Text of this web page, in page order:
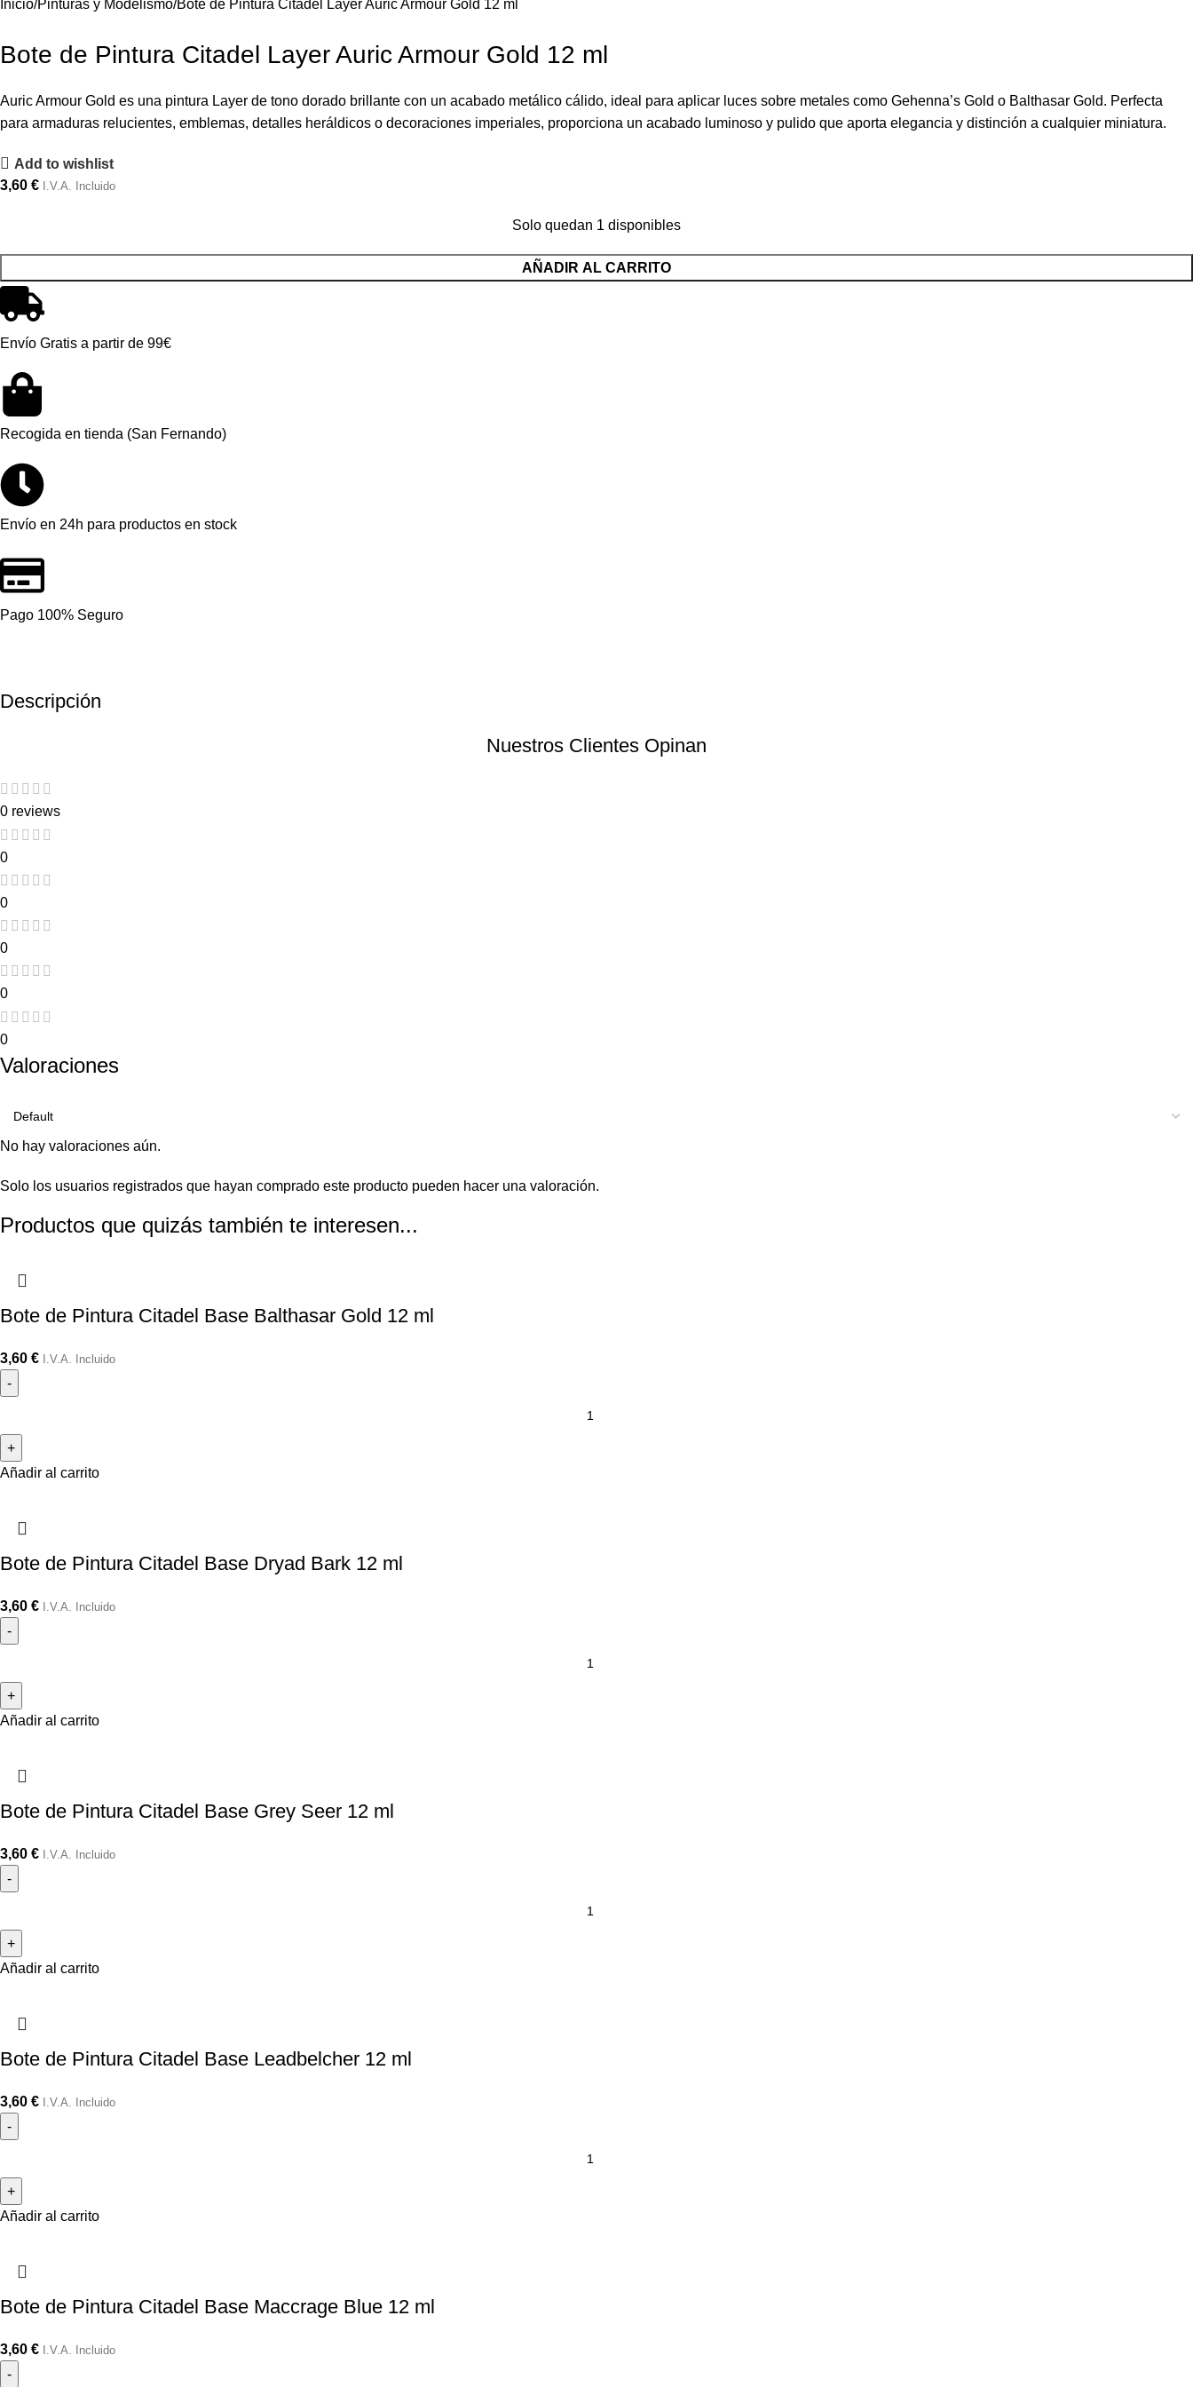
Inicio Pinturas y Modelismo Bote de Pintura Citadel Layer Auric Armour Gold 12 ml
Bote de Pintura Citadel Layer Auric Armour Gold 12 ml
Auric Armour Gold es una pintura Layer de tono dorado brillante con un acabado metálico cálido, ideal para aplicar luces sobre metales como Gehenna’s Gold o Balthasar Gold. Perfecta
para armaduras relucientes, emblemas, detalles heráldicos o decoraciones imperiales, proporciona un acabado luminoso y pulido que aporta elegancia y distinción a cualquier miniatura.
Add to wishlist
3,60 € I.V.A. Incluido
Solo quedan 1 disponibles
AÑADIR AL CARRITO
Envío Gratis a partir de 99€
Recogida en tienda (San Fernando)
Envío en 24h para productos en stock
Pago 100% Seguro
Descripción
Nuestros Clientes Opinan
0 reviews
0
0
0
0
0
Valoraciones
No hay valoraciones aún.
Solo los usuarios registrados que hayan comprado este producto pueden hacer una valoración.
Productos que quizás también te interesen...
Bote de Pintura Citadel Base Balthasar Gold 12 ml
3,60 € I.V.A. Incluido
Añadir al carrito
Bote de Pintura Citadel Base Dryad Bark 12 ml
3,60 € I.V.A. Incluido
Añadir al carrito
Bote de Pintura Citadel Base Grey Seer 12 ml
3,60 € I.V.A. Incluido
Añadir al carrito
Bote de Pintura Citadel Base Leadbelcher 12 ml
3,60 € I.V.A. Incluido
Añadir al carrito
Bote de Pintura Citadel Base Maccrage Blue 12 ml
3,60 € I.V.A. Incluido